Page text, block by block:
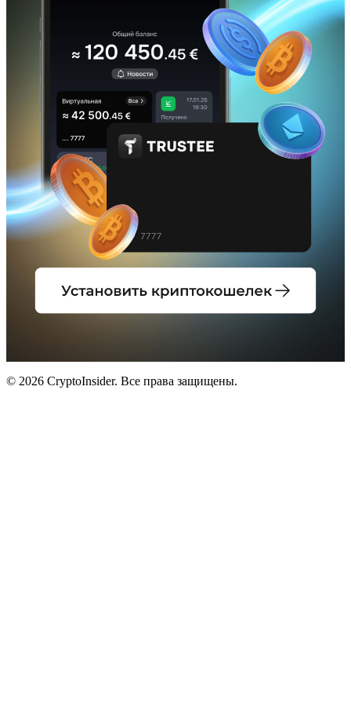
© 2026 CryptoInsider. Все права защищены.